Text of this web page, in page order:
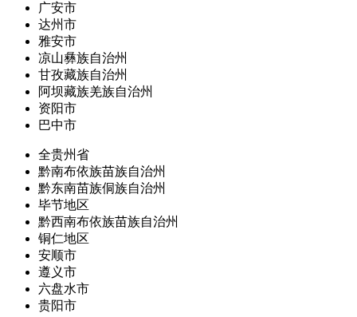
广安市
达州市
雅安市
凉山彝族自治州
甘孜藏族自治州
阿坝藏族羌族自治州
资阳市
巴中市
全贵州省
黔南布依族苗族自治州
黔东南苗族侗族自治州
毕节地区
黔西南布依族苗族自治州
铜仁地区
安顺市
遵义市
六盘水市
贵阳市